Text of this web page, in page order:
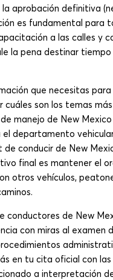
aprobación definitiva
es fundamental para
a las calles y
la pena destinar
que necesitas para
son los temas
manejo de New
departamento
conducir de New
final es mantener el
otros vehículos,
conductores de New
con miras al examen
en tu cita oficial con
a interpretación